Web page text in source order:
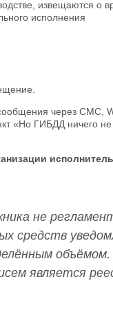
извещаются о
исполнения
через СМС,
«Но ГИБДД ничего
не
средств
объёмом.
является